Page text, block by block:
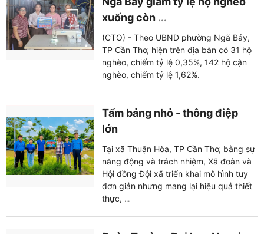
xuống còn...
(CTO) - Theo UBND phường Ngã Bảy,
TP Cần Thơ, hiện trên địa bàn có 31 hộ
nghèo, chiếm tỷ lệ 0,35%, 142 hộ cận
nghèo, chiếm tỷ lệ 1,62%.
Tấm bảng nhỏ - thông điệp
lớn
Tại xã Thuận Hòa, TP Cần Thơ, bằng sự
năng động và trách nhiệm, Xã đoàn và
Hội đồng Đội xã triển khai mô hình tuy
đơn giản nhưng mang lại hiệu quả thiết
thực, ...